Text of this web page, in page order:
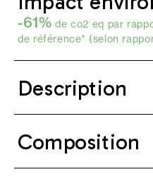
-61% de co2 eq par
de référence* (selon
Description
Composition